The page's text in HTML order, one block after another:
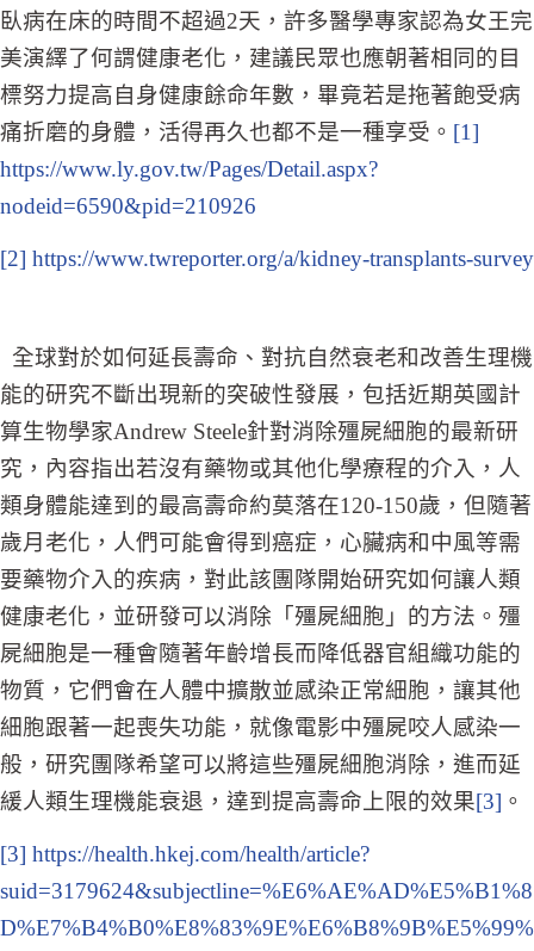
臥病在床的時間不超過2天，許多醫學專家認為女王完
美演繹了何謂健康老化，建議民眾也應朝著相同的目
標努力提高自身健康餘命年數，畢竟若是拖著飽受病
痛折磨的身體，活得再久也都不是一種享受。 [1]
https://www.ly.gov.tw/Pages/Detail.aspx?
nodeid=6590&pid=210926
[2] https://www.twreporter.org/a/kidney-transplants-survey
全球對於如何延長壽命、對抗自然衰老和改善生理機
能的研究不斷出現新的突破性發展，包括近期英國計
算生物學家Andrew Steele針對消除殭屍細胞的最新研
究，內容指出若沒有藥物或其他化學療程的介入，人
類身體能達到的最高壽命約莫落在120-150歲，但隨著
歲月老化，人們可能會得到癌症，心臟病和中風等需
要藥物介入的疾病，對此該團隊開始研究如何讓人類
健康老化，並研發可以消除「殭屍細胞」的方法。殭
屍細胞是一種會隨著年齡增長而降低器官組織功能的
物質，它們會在人體中擴散並感染正常細胞，讓其他
細胞跟著一起喪失功能，就像電影中殭屍咬人感染一
般，研究團隊希望可以將這些殭屍細胞消除，進而延
緩人類生理機能衰退，達到提高壽命上限的效果[3] 。
[3] https://health.hkej.com/health/article?
suid=3179624&subjectline=%E6%AE%AD%E5%B1%8
D%E7%B4%B0%E8%83%9E%E6%B8%9B%E5%99%